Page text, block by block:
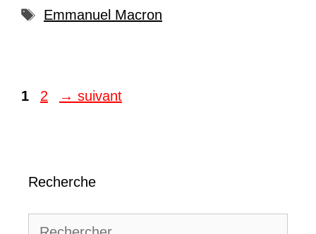
Étiquettes
Emmanuel Macron
Page
1 Page
2 → suivant
Recherche